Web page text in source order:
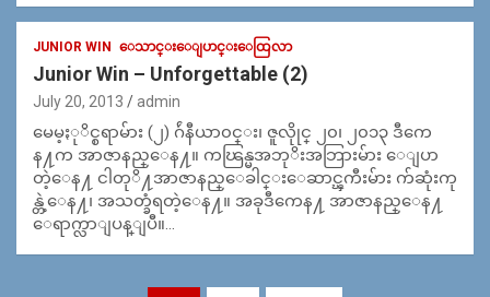
JUNIOR WIN ေသာင္းေျပာင္းေထြလာ
Junior Win – Unforgettable (2)
July 20, 2013 admin
မေမ့ႏုိင္စရာမ်ား (၂) ဂ်ဴနီယာ၀င္း၊ ဇူလိုုင္ ၂၀၊ ၂၀၁၃ ဒီကေ
န႔က အာဇာနည္ေန႔။ ကၽြန္မအဘုိးအဘြားမ်ား ေျပာ
တဲ့ေန႔ ငါတုိ႔အာဇာနည္ေခါင္းေဆာင္ၾကီးမ်ား က်ဆုံးကု
န္တဲ့ေန႔၊ အသတ္ခံရတဲ့ေန႔။ အခုဒီကေန႔ အာဇာနည္ေန႔
ေရာက္လာျပန္ျပီ။…